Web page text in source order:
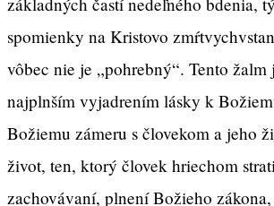
spomienky na Kristovo
vôbec nie je „pohrebný“. Tento žalm
najplnším vyjadrením lásky k
Božiemu zámeru s človekom a jeho
život, ten, ktorý človek hriechom
zachovávaní, plnení Božieho